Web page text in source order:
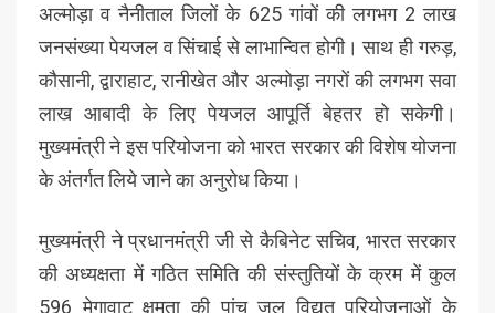
अल्मोड़ा व नैनीताल जिलों के 625 गांवों की लगभग 2 लाख
जनसंख्या पेयजल व सिंचाई से लाभान्वित होगी। साथ ही गरुड़,
कौसानी, द्वाराहाट, रानीखेत और अल्मोड़ा नगरों की लगभग सवा
लाख आबादी के लिए पेयजल आपूर्ति बेहतर हो सकेगी।
मुख्यमंत्री ने इस परियोजना को भारत सरकार की विशेष योजना
के अंतर्गत लिये जाने का अनुरोध किया।
मुख्यमंत्री ने प्रधानमंत्री जी से कैबिनेट सचिव, भारत सरकार
की अध्यक्षता में गठित समिति की संस्तुतियों के क्रम में कुल
596 मेगावाट क्षमता की पांच जल विद्युत परियोजनाओं के